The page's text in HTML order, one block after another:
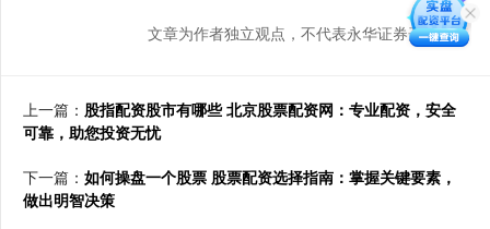
文章为作者独立观点，不代表永华证券开户观点
上一篇： 股指配资股市有哪些 北京股票配资网：专业配资，安全
可靠，助您投资无忧
下一篇： 如何操盘一个股票 股票配资选择指南：掌握关键要素，
做出明智决策